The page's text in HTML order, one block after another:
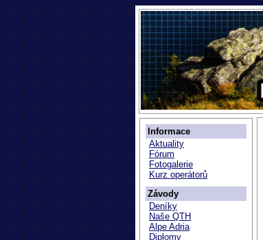
Informace
Aktuality
Fórum
Fotogalerie
Kurz operátorů
Závody
Deníky
Naše QTH
Alpe Adria
Diplomy